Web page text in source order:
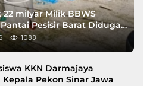
22 milyar Milik BBWS
Pesisir Barat Diduga
Banci
1088
KKN Darmajaya
Pekon Sinar Jawa